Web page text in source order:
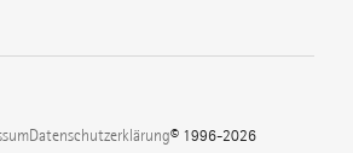
Datenschutzerklärung© 1996-2026